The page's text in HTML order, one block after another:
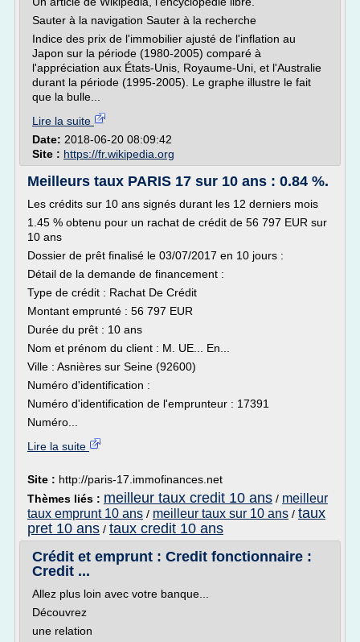
Sauter à la navigation Sauter à la recherche
Indice des prix de l'immobilier ajusté de l'inflation au
Japon sur la période (1980-2005) comparé à
l'appréciation aux États-Unis, Royaume-Uni, et l'Australie
durant la période (1995-2005). Le graphe illustre le fait
que la bulle...
Lire la suite
Date: 2018-06-20 08:09:42
Site : https://fr.wikipedia.org
Meilleurs taux PARIS 17 sur 10 ans : 0.84 %.
Les crédits sur 10 ans signés durant les 12 derniers mois
1.45 % obtenu pour un rachat de crédit de 56 797 EUR sur
10 ans
Dossier de prêt finalisé le 03/07/2017 en 10 jours :
Détail de la demande de financement :
Type de crédit : Rachat De Crédit
Montant emprunté : 56 797 EUR
Durée du prêt : 10 ans
Nom et prénom du client : M. UE... En...
Ville : Asnières sur Seine (92600)
Numéro d'identification :
Numéro d'identification de l'emprunteur : 17391
Numéro...
Lire la suite
Site : http://paris-17.immofinances.net
Thèmes liés : meilleur taux credit 10 ans / meilleur
taux emprunt 10 ans / meilleur taux sur 10 ans / taux
pret 10 ans / taux credit 10 ans
Crédit et emprunt : Credit fonctionnaire :
Credit ...
Allez plus loin avec votre banque...
Découvrez
une relation